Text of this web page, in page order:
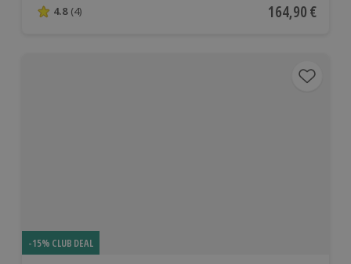
4.8 von 5 Sternen basierend auf 4 Bewertungen
4.8 (4) Aktueller Preis
164,90 €
-15% CLUB DEAL